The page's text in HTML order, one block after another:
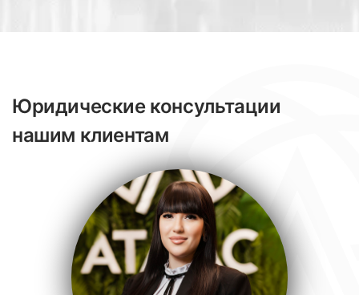
Юридические консультации
нашим клиентам